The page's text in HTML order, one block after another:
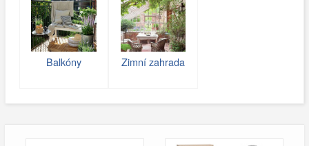
Balkóny Zimní zahrada